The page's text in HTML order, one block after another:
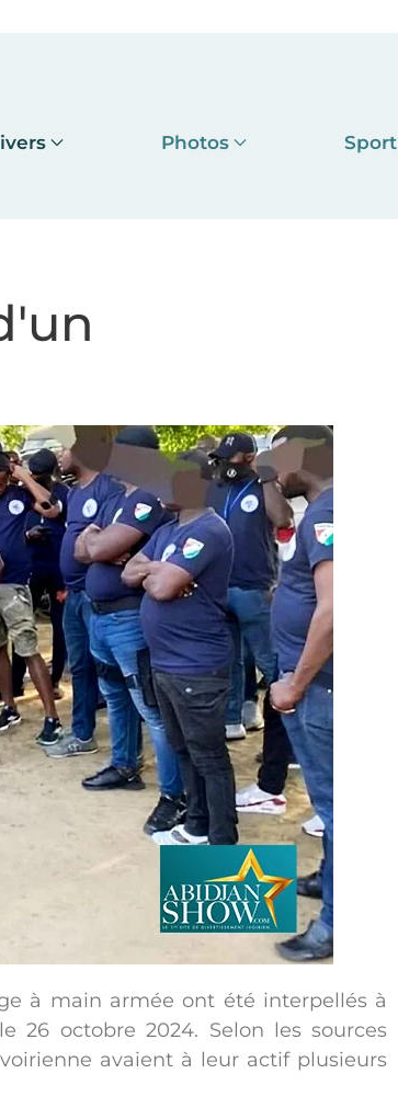
Photos Sport
à main armée ont été interpellés à
26 octobre 2024. Selon les sources
avaient à leur actif plusieurs